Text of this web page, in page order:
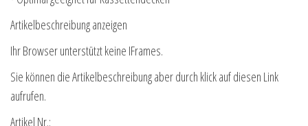
Artikelbeschreibung anzeigen
Ihr Browser unterstützt keine IFrames.
Sie können die Artikelbeschreibung aber durch klick auf diesen Link
aufrufen.
Artikel Nr.: